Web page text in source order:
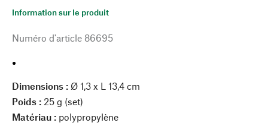
Information sur le produit
Numéro d'article 86695
Dimensions : Ø 1,3 x L 13,4 cm
Poids : 25 g (set)
Matériau : polypropylène